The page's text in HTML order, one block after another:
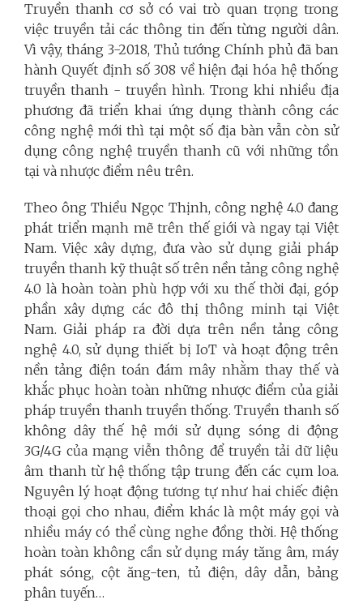
Truyền thanh cơ sở có vai trò quan trọng trong
việc truyền tải các thông tin đến từng người dân.
Vì vậy, tháng 3-2018, Thủ tướng Chính phủ đã ban
hành Quyết định số 308 về hiện đại hóa hệ thống
truyền thanh - truyền hình. Trong khi nhiều địa
phương đã triển khai ứng dụng thành công các
công nghệ mới thì tại một số địa bàn vẫn còn sử
dụng công nghệ truyền thanh cũ với những tồn
tại và nhược điểm nêu trên.
Theo ông Thiều Ngọc Thịnh, công nghệ 4.0 đang
phát triển mạnh mẽ trên thế giới và ngay tại Việt
Nam. Việc xây dựng, đưa vào sử dụng giải pháp
truyền thanh kỹ thuật số trên nền tảng công nghệ
4.0 là hoàn toàn phù hợp với xu thế thời đại, góp
phần xây dựng các đô thị thông minh tại Việt
Nam. Giải pháp ra đời dựa trên nền tảng công
nghệ 4.0, sử dụng thiết bị IoT và hoạt động trên
nền tảng điện toán đám mây nhằm thay thế và
khắc phục hoàn toàn những nhược điểm của giải
pháp truyền thanh truyền thống. Truyền thanh số
không dây thế hệ mới sử dụng sóng di động
3G/4G của mạng viễn thông để truyền tải dữ liệu
âm thanh từ hệ thống tập trung đến các cụm loa.
Nguyên lý hoạt động tương tự như hai chiếc điện
thoại gọi cho nhau, điểm khác là một máy gọi và
nhiều máy có thể cùng nghe đồng thời. Hệ thống
hoàn toàn không cần sử dụng máy tăng âm, máy
phát sóng, cột ăng-ten, tủ điện, dây dẫn, bảng
phân tuyến…